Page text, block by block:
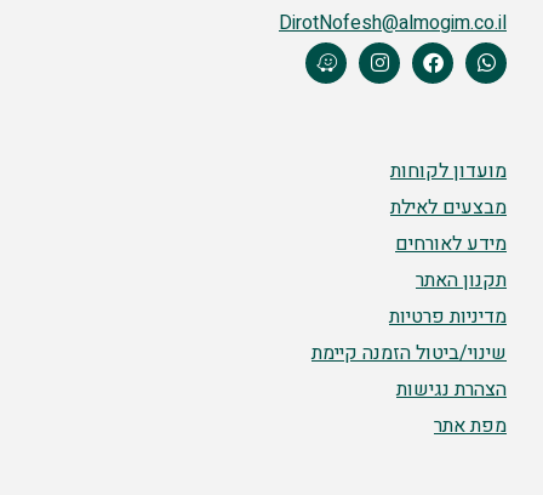
DirotNofesh@almogim.co.il
מועדון לקוחות
מבצעים לאילת
מידע לאורחים
תקנון האתר
מדיניות פרטיות
שינוי/ביטול הזמנה קיימת
הצהרת נגישות
מפת אתר